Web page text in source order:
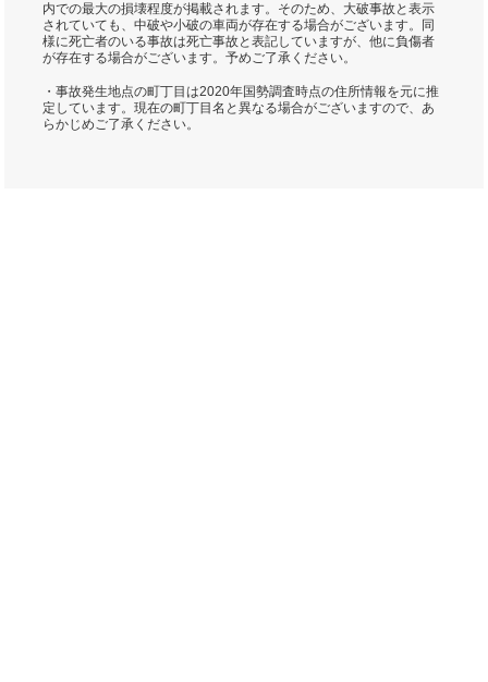
内での最大の損壊程度が掲載されます。そのため、大破事故と表示
されていても、中破や小破の車両が存在する場合がございます。同
様に死亡者のいる事故は死亡事故と表記していますが、他に負傷者
が存在する場合がございます。予めご了承ください。
・事故発生地点の町丁目は2020年国勢調査時点の住所情報を元に推
定しています。現在の町丁目名と異なる場合がございますので、あ
らかじめご了承ください。